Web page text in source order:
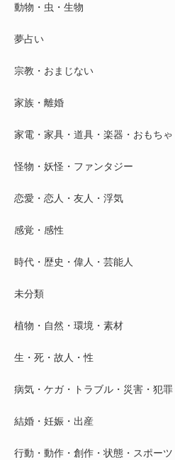
動物・虫・生物
夢占い
宗教・おまじない
家族・離婚
家電・家具・道具・楽器・おもちゃ
怪物・妖怪・ファンタジー
恋愛・恋人・友人・浮気
感覚・感性
時代・歴史・偉人・芸能人
未分類
植物・自然・環境・素材
生・死・故人・性
病気・ケガ・トラブル・災害・犯罪
結婚・妊娠・出産
行動・動作・創作・状態・スポーツ